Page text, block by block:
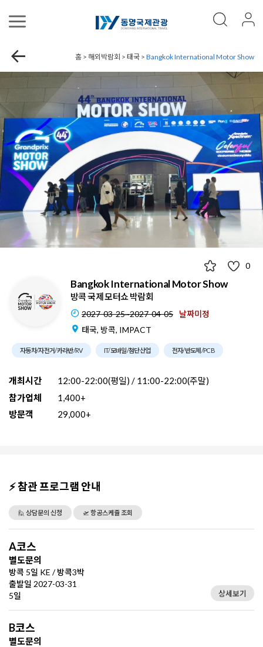
홈 > 해외박람회 > 태국 > Bangkok International Motor Show
0
Bangkok International Motor Show
방콕 국제 모터쇼 박람회
2027-03-25~2027-04-05
날짜미정
태국, 방콕, IMPACT
자동차/자전거/카라반/RV IT/모바일/첨단산업 전자/반도체/PCB
개최시간
12:00-22:00(평일) / 11:00-22:00(주말)
참가업체
1,400+
방문객
29,000+
⚡ 참관 프로그램 안내
🙋 상담문의 신청 🛫 항공스케쥴 조회
A코스
별도문의
방콕 5일 KE / 방콕3박
출발일 2027-03-31
5일
상세보기
B코스
별도문의